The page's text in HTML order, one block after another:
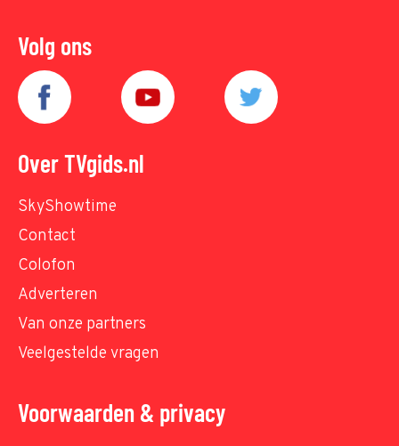
Volg ons
Over TVgids.nl
SkyShowtime
Contact
Colofon
Adverteren
Van onze partners
Veelgestelde vragen
Voorwaarden & privacy